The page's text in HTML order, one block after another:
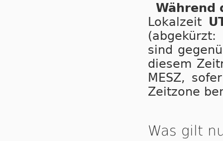
Während
Lokalzeit
(abgekürzt:
sind
diesem
MESZ,
Zeitzone
Was gilt